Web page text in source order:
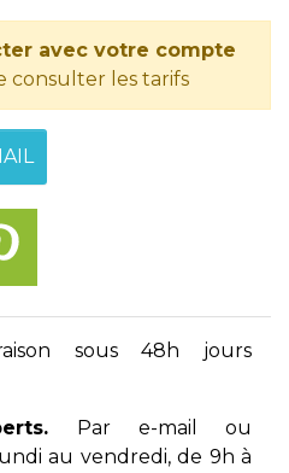
avec votre compte
consulter les tarifs
sous 48h jours
Par e-mail ou
au vendredi, de 9h à